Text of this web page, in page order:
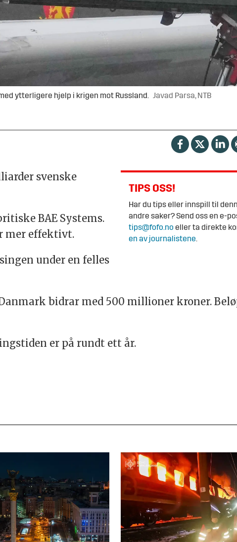
ytterligere hjelp i krigen mot Russland. Javad Parsa, NTB
TIPS OSS!
Har du tips eller innspill til
andre saker? Send oss en e-
tips@fofo.no eller ta direkte
en av journalistene.
svenske
BAE Systems.
mer effektivt.
under en felles
bidrar med 500 millioner kroner.
er på rundt ett år.